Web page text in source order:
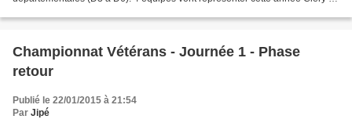
Championnat Vétérans - Journée 1 - Phase
retour
Publié le 22/01/2015 à 21:54
Par Jipé